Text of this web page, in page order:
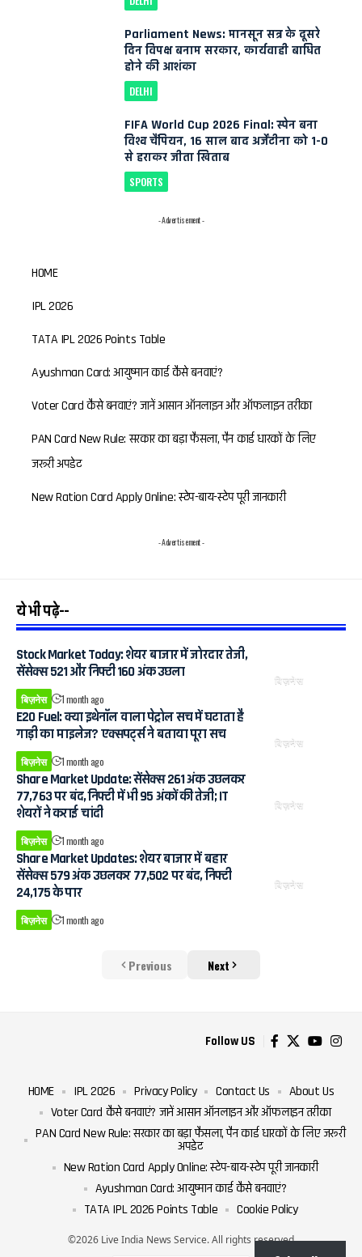
Parliament News: मानसून सत्र के दूसरे
दिन विपक्ष बनाम सरकार, कार्यवाही बाधित
होने की आशंका
DELHI
FIFA World Cup 2026 Final: स्पेन बना
विश्व चैंपियन, 16 साल बाद अर्जेंटीना को 1-0
से हराकर जीता खिताब
SPORTS
- Advertisement -
HOME
IPL 2026
TATA IPL 2026 Points Table
Ayushman Card: आयुष्मान कार्ड कैसे बनवाएं?
Voter Card कैसे बनवाएं? जानें आसान ऑनलाइन और ऑफलाइन तरीका
PAN Card New Rule: सरकार का बड़ा फैसला, पैन कार्ड धारकों के लिए
जरूरी अपडेट
New Ration Card Apply Online: स्टेप-बाय-स्टेप पूरी जानकारी
- Advertisement -
ये भी पढ़े--
बिज़नेस
Stock Market Today: शेयर बाजार में जोरदार तेजी,
सेंसेक्स 521 और निफ्टी 160 अंक उछला
बिज़नेस 1 month ago
बिज़नेस
E20 Fuel: क्या इथेनॉल वाला पेट्रोल सच में घटाता है
गाड़ी का माइलेज? एक्सपर्ट्स ने बताया पूरा सच
बिज़नेस 1 month ago
बिज़नेस
Share Market Update: सेंसेक्स 261 अंक उछलकर
77,763 पर बंद, निफ्टी में भी 95 अंकों की तेजी; IT
शेयरों ने कराई चांदी
बिज़नेस 1 month ago
बिज़नेस
Share Market Updates: शेयर बाजार में बहार
सेंसेक्स 579 अंक उछलकर 77,502 पर बंद, निफ्टी
24,175 के पार
बिज़नेस 1 month ago
Previous Next
Follow US
©2026 Live India News Service. All rights reserved
HOME IPL 2026 Privacy Policy Contact Us
About Us
Voter Card कैसे बनवाएं? जानें आसान ऑनलाइन और ऑफलाइन तरीका
PAN Card New Rule: सरकार का बड़ा फैसला, पैन कार्ड धारकों के लिए जरूरी
अपडेट
New Ration Card Apply Online: स्टेप-बाय-स्टेप पूरी जानकारी
Ayushman Card: आयुष्मान कार्ड कैसे बनवाएं?
TATA IPL 2026 Points Table
Cookie Policy